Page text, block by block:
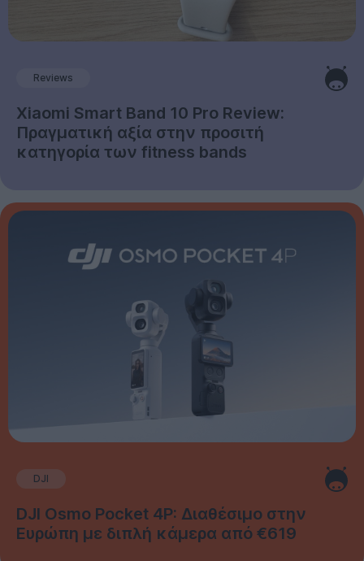
Reviews
Xiaomi Smart Band 10 Pro Review:
Πραγματική αξία στην προσιτή
κατηγορία των fitness bands
DJI
DJI Osmo Pocket 4P: Διαθέσιμο στην
Ευρώπη με διπλή κάμερα από €619